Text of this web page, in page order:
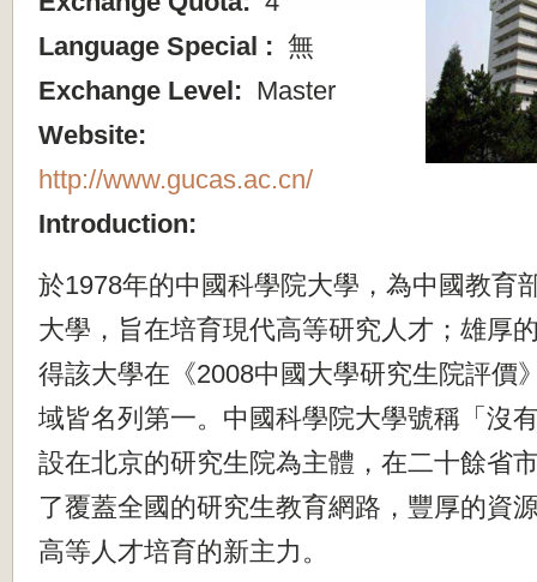
Language Special : 無
Exchange Level: Master
Website:
http://www.gucas.ac.cn/
Introduction:
於1978年的中國科學院大學，為中國教育
大學，旨在培育現代高等研究人才；雄厚
得該大學在《2008中國大學研究生院評價
域皆名列第一。中國科學院大學號稱「沒
設在北京的研究生院為主體，在二十餘省
了覆蓋全國的研究生教育網路，豐厚的資
高等人才培育的新主力。